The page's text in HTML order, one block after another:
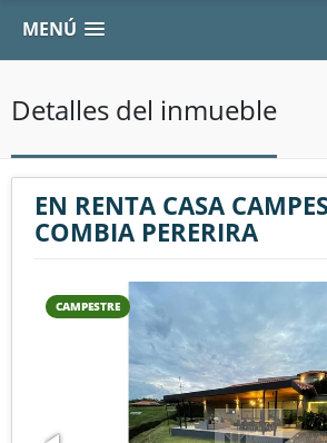
MENÚ
Detalles del inmueble
EN RENTA CASA
COMBIA PERERIRA
CAMPESTRE